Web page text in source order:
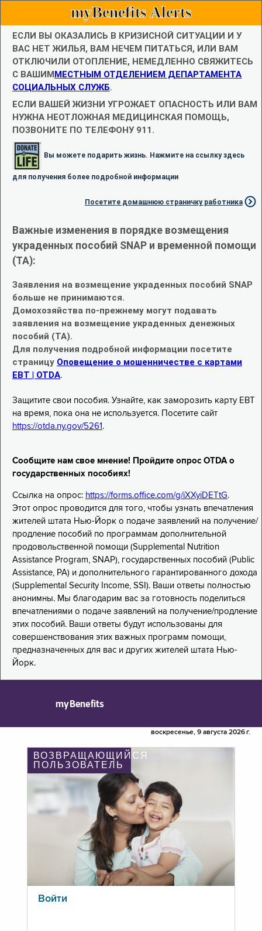
myBenefits Alerts
ЕСЛИ ВЫ ОКАЗАЛИСЬ В КРИЗИСНОЙ СИТУАЦИИ И У
ВАС НЕТ ЖИЛЬЯ, ВАМ НЕЧЕМ ПИТАТЬСЯ, ИЛИ ВАМ
ОТКЛЮЧИЛИ ОТОПЛЕНИЕ, НЕМЕДЛЕННО СВЯЖИТЕСЬ
С ВАШИММЕСТНЫМ ОТДЕЛЕНИЕМ ДЕПАРТАМЕНТА
СОЦИАЛЬНЫХ СЛУЖБ.
ЕСЛИ ВАШЕЙ ЖИЗНИ УГРОЖАЕТ ОПАСНОСТЬ ИЛИ ВАМ
НУЖНА НЕОТЛОЖНАЯ МЕДИЦИНСКАЯ ПОМОЩЬ,
ПОЗВОНИТЕ ПО ТЕЛЕФОНУ 911.
Вы можете подарить жизнь. Нажмите на ссылку здесь
для получения более подробной информации
Посетите домашнюю страничку работника
Важные изменения в порядке возмещения
украденных пособий SNAP и временной помощи
(TA):
Заявления на возмещение украденных пособий SNAP
больше не принимаются.
Домохозяйства по-прежнему могут подавать
заявления на возмещение украденных денежных
пособий (TA).
Для получения подробной информации посетите
страницу Оповещение о мошенничестве с картами
EBT | OTDA.
Защитите свои пособия. Узнайте, как заморозить карту EBT
на время, пока она не используется. Посетите сайт
https://otda.ny.gov/5261 .
Сообщите нам свое мнение! Пройдите опрос OTDA о
государственных пособиях!
Ссылка на опрос: https://forms.office.com/g/iXXyiDETtG.
Этот опрос проводится для того, чтобы узнать впечатления
жителей штата Нью-Йорк о подаче заявлений на получение/
продление пособий по программам дополнительной
продовольственной помощи (Supplemental Nutrition
Assistance Program, SNAP), государственных пособий (Public
Assistance, PA) и дополнительного гарантированного дохода
(Supplemental Security Income, SSI). Ваши ответы полностью
анонимны. Мы благодарим вас за готовность поделиться
впечатлениями о подаче заявлений на получение/продление
этих пособий. Ваши ответы будут использованы для
совершенствования этих важных программ помощи,
предназначенных для вас и других жителей штата Нью-
Йорк.
myBenefits
воскресенье, 9 августа 2026 г.
ВОЗВРАЩАЮЩИЙСЯ
ПОЛЬЗОВАТЕЛЬ
Войти